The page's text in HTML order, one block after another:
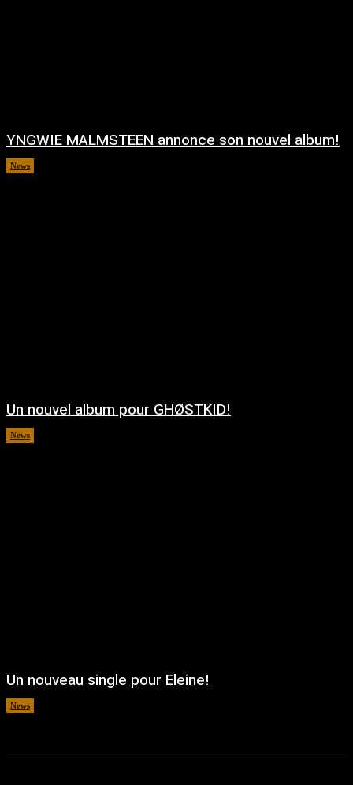
YNGWIE MALMSTEEN annonce son nouvel album!
News
Un nouvel album pour GHØSTKID!
News
Un nouveau single pour Eleine!
News